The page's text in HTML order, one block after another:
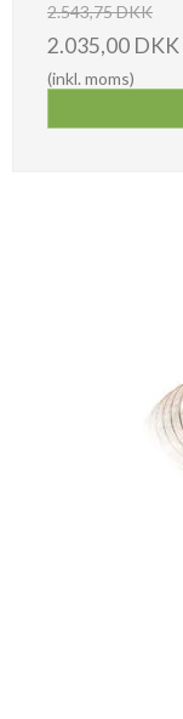
2.543,75 DKK
2.035,00 DKK
(inkl. moms)